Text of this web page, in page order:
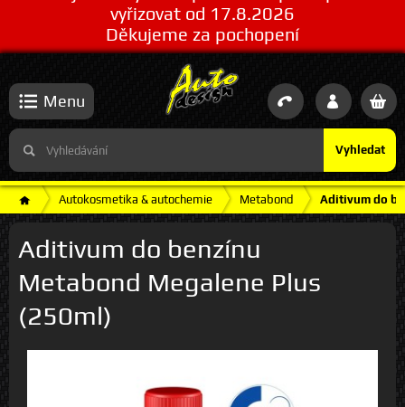
vyřizovat od 17.8.2026
Děkujeme za pochopení
Vyhledat
Menu
Autokosmetika & autochemie Metabond Aditivum do
Aditivum do benzínu
Metabond Megalene Plus
(250ml)